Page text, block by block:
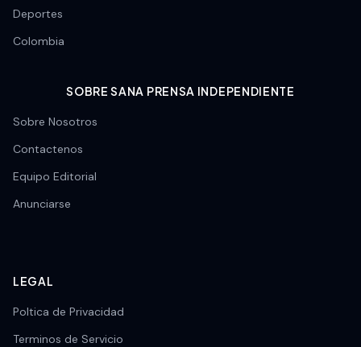
Deportes
Colombia
SOBRE SANA PRENSA INDEPENDIENTE
Sobre Nosotros
Contactenos
Equipo Editorial
Anunciarse
LEGAL
Poltica de Privacidad
Terminos de Servicio